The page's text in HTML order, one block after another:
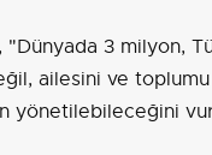
3 milyon,
ailesini ve
yönetilebileceğini